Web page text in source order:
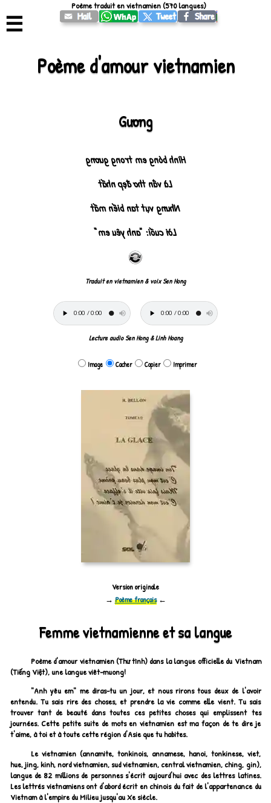
☰
Poème d'amour vietnamien
Gương
Hình bóng em trong gương
Là vần thơ đẹp nhất
Nhưng vụt tan biến mất
Lời cuối: “anh yêu em”
Traduit en vietnamien & voix Sen Hong
Lecture audio Sen Hong & Linh Hoang
Image Cacher Copier Imprimer
Version originale
→ Poème français←
Femme vietnamienne et sa langue
Poème d'amour vietnamien(Thư tình)dans la langue officielle du Vietnam
(Tiếng Việt), une langue viêt-muong!
"Anh yêu em" me diras-tu un jour, et nous rirons tous deux de l'avoir
entendu. Tu sais rire des choses, et prendre la vie comme elle vient. Tu sais
trouver tant de beauté dans toutes ces petites choses qui emplissent tes
journées. Cette petite suite de mots en vietnamien est ma façon de te dire je
t'aime, à toi et à toute cette région d'Asie que tu habites.
Le vietnamien (annamite, tonkinois, annamese, hanoi, tonkinese, viet,
hue, jing, kinh, nord vietnamien, sud vietnamien, central vietnamien, ching, gin),
langue de 82 millions de personnes s'écrit aujourd'hui avec des lettres latines.
Les lettrés vietnamiens ont d'abord écrit en chinois du fait de l'appartenance du
Vietnam à l'empire du Milieu jusqu'au Xe siècle.
Poème traduit en vietnamien (570 langues)